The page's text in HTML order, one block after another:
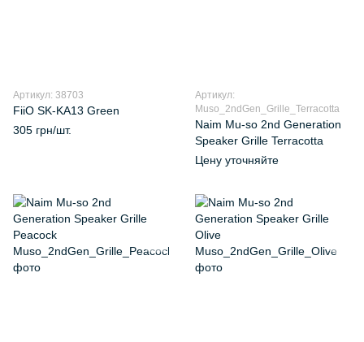
Артикул: 38703
FiiO SK-KA13 Green
305 грн/шт.
Артикул:
Muso_2ndGen_Grille_Terracotta
Naim Mu‑so 2nd Generation
Speaker Grille Terracotta
Цену уточняйте